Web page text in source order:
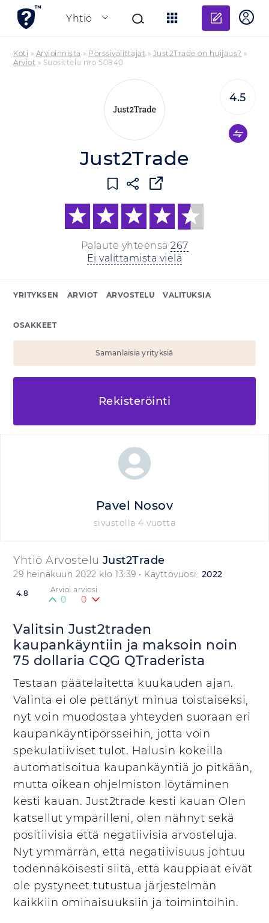
Yhtiö
Lisää
Koti » Arvioinnista » Pörssivälittäjät » Just2Trade on huijaus? »
Arviot » Suosittelu nro 50840
Just2Trade
Palaute yhteensä 267
Ei valittamista vielä
4.5
YRITYKSEN ARVIOT ARVOSTELU VALITUKSIA
OSAKKEET
Samanlaisia yrityksiä
Rekisteröinti
Yhtiö Arvostelu Just2Trade
29 heinäkuun 2022 klo 13:39 • Käyttövuosi: 2022
4.8 Arvioi arviosi
0 0
Valitsin Just2traden
kaupankäyntiin ja maksoin noin
75 dollaria CQG QTraderista
Testaan päätelaitetta kuukauden ajan.
Valinta ei ole pettänyt minua toistaiseksi,
nyt voin muodostaa yhteyden suoraan eri
kaupankäyntipörsseihin, jotta voin
spekulatiiviset tulot. Halusin kokeilla
automatisoitua kaupankäyntiä jo pitkään,
mutta oikean ohjelmiston löytäminen
kesti kauan. Just2trade kesti kauan Olen
katsellut ympärilleni, olen nähnyt sekä
positiivisia että negatiivisia arvosteluja.
Nyt ymmärrän, että negatiivisuus johtuu
todennäköisesti siitä, että kauppiaat eivät
ole pystyneet tutustua järjestelmän
kaikkiin ominaisuuksiin ja toimintoihin.
Pavel Nosov
sivustolla 4 vuotta